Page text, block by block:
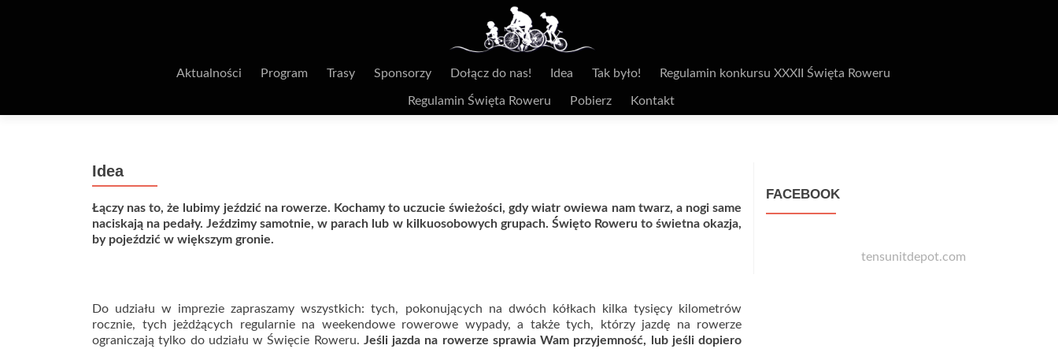
Aktualności Program Trasy Sponsorzy Dołącz do nas! Idea Tak było! Regulamin konkursu XXXII Święta Roweru
Regulamin Święta Roweru Pobierz Kontakt
Idea
Łączy nas to, że lubimy jeździć na rowerze. Kochamy to uczucie świeżości, gdy wiatr owiewa nam twarz, a nogi same
naciskają na pedały. Jeździmy samotnie, w parach lub w kilkuosobowych grupach. Święto Roweru to świetna okazja,
by pojeździć w większym gronie.
Do udziału w imprezie zapraszamy wszystkich: tych, pokonujących na dwóch kółkach kilka tysięcy kilometrów
rocznie, tych jeżdżących regularnie na weekendowe rowerowe wypady, a także tych, którzy jazdę na rowerze
ograniczają tylko do udziału w Święcie Roweru. Jeśli jazda na rowerze sprawia Wam przyjemność, lub jeśli dopiero
FACEBOOK
tensunitdepot.com